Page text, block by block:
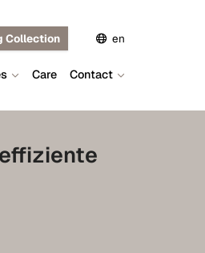
Collection en
de
fr
Care Contact